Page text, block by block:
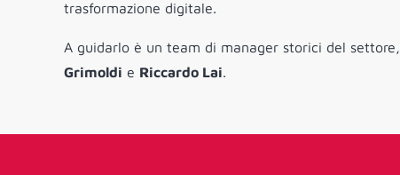
trasformazione digitale.
A guidarlo è un team di manager storici del
Grimoldi e Riccardo Lai.